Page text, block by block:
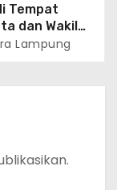
Tempat
dan Wakil
Lampung